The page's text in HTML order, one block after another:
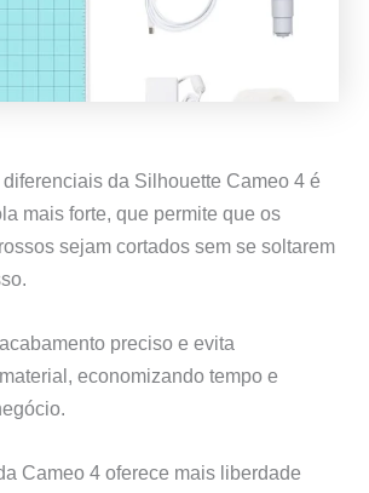
da Silhouette Cameo 4 é
mais forte, que permite que os
sejam cortados sem se soltarem
preciso e evita
economizando tempo e
Cameo 4 oferece mais liberdade